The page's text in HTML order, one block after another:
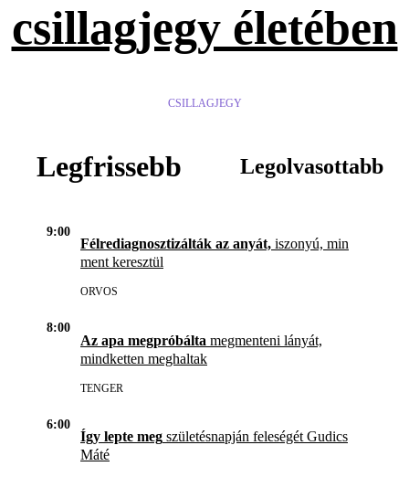
csillagjegy életében
CSILLAGJEGY
Legfrissebb Legolvasottabb
9:00
Félrediagnosztizálták az anyát, iszonyú, min
ment keresztül
ORVOS
8:00
Az apa megpróbálta megmenteni lányát,
mindketten meghaltak
TENGER
6:00
Így lepte meg születésnapján feleségét Gudics
Máté